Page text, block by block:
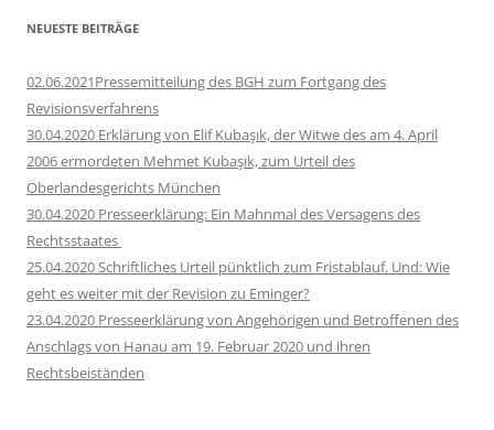
NEUESTE BEITRÄGE
02.06.2021Pressemitteilung des BGH zum Fortgang des
Revisionsverfahrens
30.04.2020 Erklärung von Elif Kubaşık, der Witwe des am 4. April
2006 ermordeten Mehmet Kubaşık, zum Urteil des
Oberlandesgerichts München
30.04.2020 Presseerklärung: Ein Mahnmal des Versagens des
Rechtsstaates
25.04.2020 Schriftliches Urteil pünktlich zum Fristablauf. Und: Wie
geht es weiter mit der Revision zu Eminger?
23.04.2020 Presseerklärung von Angehörigen und Betroffenen des
Anschlags von Hanau am 19. Februar 2020 und ihren
Rechtsbeiständen